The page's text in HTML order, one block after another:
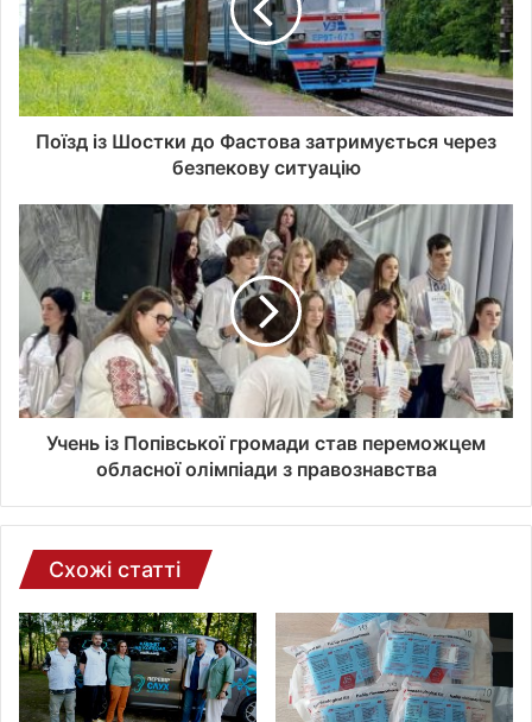
с
у
в
а
ш
л
е
к
о
н
н
о
ш
и
Поїзд із Шостки до Фастова затримується через
безпекову ситуацію
Учень із Попівської громади став переможцем
обласної олімпіади з правознавства
Схожі статті